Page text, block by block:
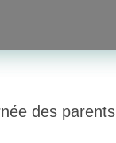
des parents